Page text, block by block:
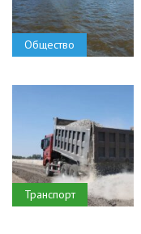
Общество
Транспорт